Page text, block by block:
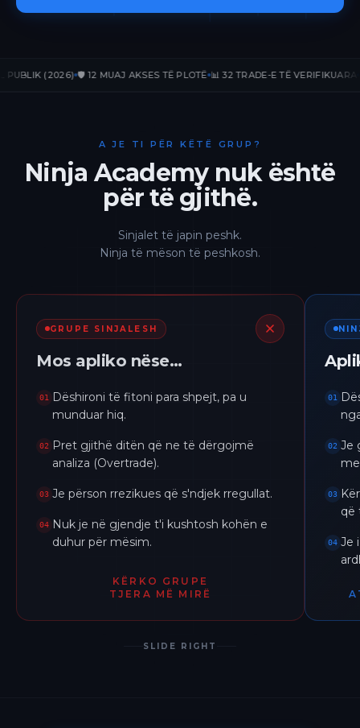
(2026) 🛡️ 12 MUAJ AKSES TË PLOTË 📊 32 TRADE-E TË VERIFIKUARA 📈
A JE TI PËR KËTË GRUP?
Ninja Academy nuk është
për të gjithë.
Sinjalet të japin peshk.
Ninja të mëson të peshkosh.
GRUPE SINJALESH
Mos apliko nëse…
01
Dëshironi të fitoni para shpejt, pa u
munduar hiq.
02
Pret gjithë ditën që ne të dërgojmë
analiza (Overtrade).
03 Je përson rrezikues që s'ndjek rregullat.
04 Nuk je në gjendje t'i kushtosh kohën e
duhur për mësim.
KËRKO GRUPE
TJERA MË MIRË
01
02 Je
03
që
04 Je
SLIDE RIGHT